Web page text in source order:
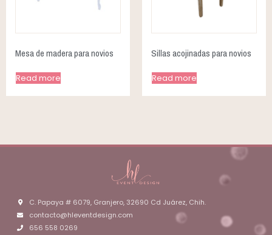
Mesa de madera para novios
Read more
Sillas acojinadas para novios
Read more
C. Papaya # 6079, Granjero, 32690 Cd Juárez, Chih.
contacto@hleventdesign.com
656 558 0269